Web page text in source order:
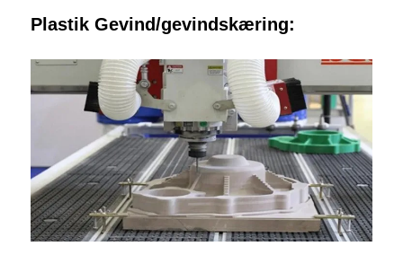
Plastik Gevind/gevindskæring: